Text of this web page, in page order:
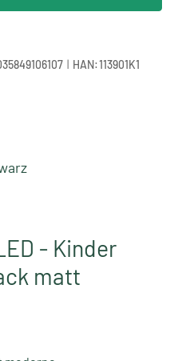
| HAN:113901K1
- Kinder
matt